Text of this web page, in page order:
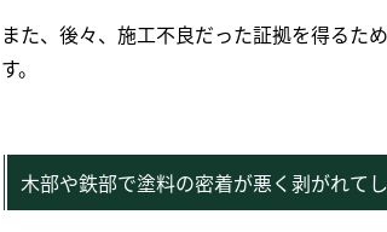
また、後々、施工不良だった証拠を得るた
す。
木部や鉄部で塗料の密着が悪く剥がれて